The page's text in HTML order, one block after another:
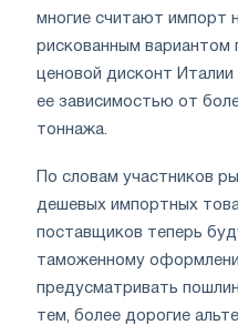
многие считают импорт
рискованным вариантом
ценовой дисконт
ее зависимостью от
тоннажа.
По словам участников
дешевых импортных
поставщиков теперь
таможенному
предусматривать
тем, более дорогие